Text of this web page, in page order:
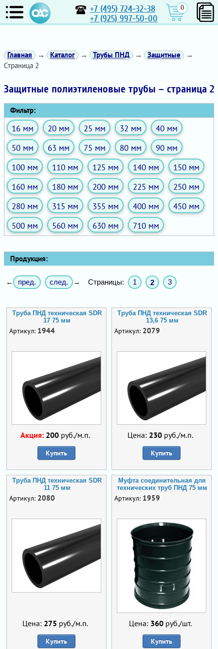
+7 (495) 724-32-38
+7 (925) 997-50-00
0
Главная → Каталог → Трубы ПНД → Защитные
→
Страница 2
Защитные полиэтиленовые трубы – страница 2
Фильтр:
16 мм 20 мм 25 мм 32 мм
40 мм
50 мм
63 мм 75 мм 80 мм
90 мм
100 мм
110 мм 125 мм 140 мм
150 мм
160 мм
180 мм 200 мм 225 мм
250 мм
280 мм
315 мм 355 мм 400 мм
450 мм
500 мм
560 мм 630 мм 710 мм
Продукция:
← пред. след. → Страницы: 1 2 3
Труба ПНД техническая SDR
17 75 мм
Артикул: 1944
Акция: 200 руб./м.п.
Купить
Труба ПНД техническая SDR
13,6 75 мм
Артикул: 2079
Цена: 230 руб./м.п.
Купить
Труба ПНД техническая SDR
11 75 мм
Артикул: 2080
Цена: 275 руб./м.п.
Купить
Муфта соединительная для
технических труб ПНД 75 мм
Артикул: 1959
Цена: 360 руб./шт.
Купить